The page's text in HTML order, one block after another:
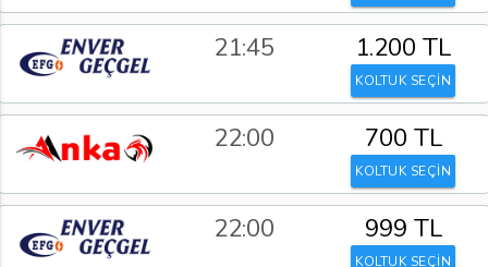
21:45 1.200 TL
KOLTUK SEÇİN
22:00 700 TL
KOLTUK SEÇİN
22:00 999 TL
KOLTUK SEÇİN